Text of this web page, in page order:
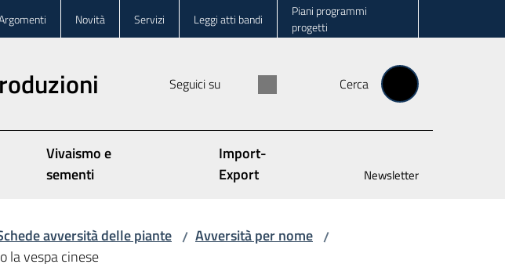
Novità Servizi Leggi atti bandi
Piani programmi
progetti
Seguici su Cerca
Vivaismo e
sementi
Import-
Export
Newsletter
avversità delle piante / Avversità per nome /
la vespa cinese